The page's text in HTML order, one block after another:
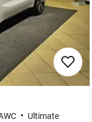
• Ultimate